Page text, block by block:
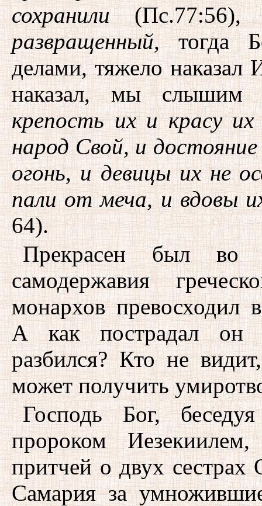
сохранили(Пс.77:56),
развращенный,тогда
делами, тяжело
наказал, мы слышим
крепость их и красу
народ Свой, и
огонь, и девицы их не
пали от меча, и вдовы
64).
Прекрасен был во
самодержавия
монархов превосходил
А как пострадал он
разбился? Кто не
может получить
Господь Бог,
пророком
притчей о двух сестрах
Самария за